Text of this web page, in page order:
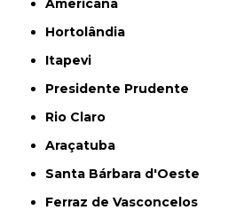
Americana
Hortolândia
Itapevi
Presidente Prudente
Rio Claro
Araçatuba
Santa Bárbara d'Oeste
Ferraz de Vasconcelos